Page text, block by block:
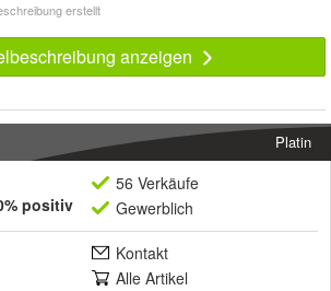
erstellt
anzeigen
Platin
positiv
56 Verkäufe
Gewerblich
Kontakt
Alle Artikel